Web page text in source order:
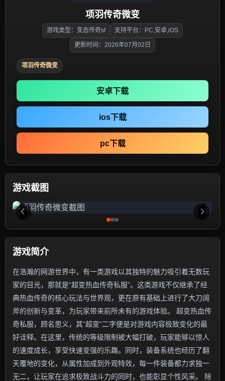
项羽传奇微变
游戏类型：变态传奇sf 支持平台：PC,安卓,iOS
更新时间：2026年07月02日
项羽传奇微变
安卓下载
ios下载
pc下载
游戏截图
游戏简介
在浩瀚的网游世界中，有一类游戏以其独特的魅力吸引着无数玩
家的目光，那就是“超变热血传奇私服”。这类游戏不仅继承了经
典热血传奇的核心玩法与世界观，更在原有基础上进行了大刀阔
斧的创新与变革，为玩家带来前所未有的游戏体验。 超变热血传
奇私服，顾名思义，其“超变”二字便是对游戏内容极致变化的最
好诠释。在这里，传统的等级限制被大幅打破，玩家能够以惊人
的速度成长，享受快速变强的乐趣。同时，装备系统也经历了翻
天覆地的变化，从属性加成到外观特效，每一件装备都力求独一
无二，让玩家在追求极致战斗力的同时，也能彰显个性风采。 除